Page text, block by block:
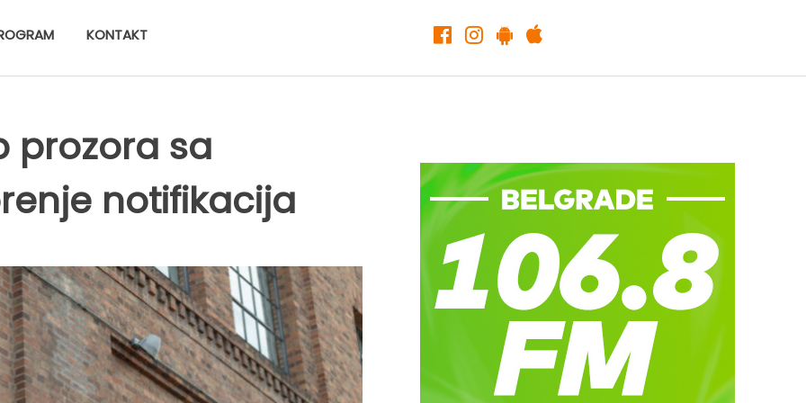
KONTAKT
prozora sa
notifikacija